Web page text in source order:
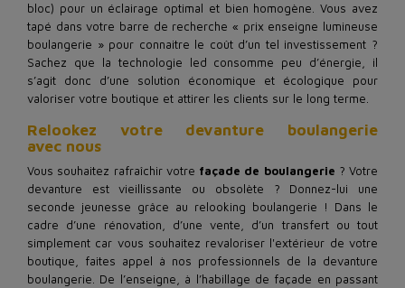
bloc) pour un éclairage optimal et bien homogène. Vous avez
tapé dans votre barre de recherche « prix enseigne lumineuse
boulangerie » pour connaitre le coût d’un tel investissement ?
Sachez que la technologie led consomme peu d’énergie, il
s’agit donc d’une solution économique et écologique pour
valoriser votre boutique et attirer les clients sur le long terme.
Relookez votre devanture boulangerie
avec nous
Vous souhaitez rafraîchir votre façade de boulangerie ? Votre
devanture est vieillissante ou obsolète ? Donnez-lui une
seconde jeunesse grâce au relooking boulangerie ! Dans le
cadre d’une rénovation, d’une vente, d’un transfert ou tout
simplement car vous souhaitez revaloriser l'extérieur de votre
boutique, faites appel à nos professionnels de la devanture
boulangerie. De l’enseigne, à l’habillage de façade en passant